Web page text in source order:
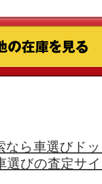
なら車選びド
選びの査定サ